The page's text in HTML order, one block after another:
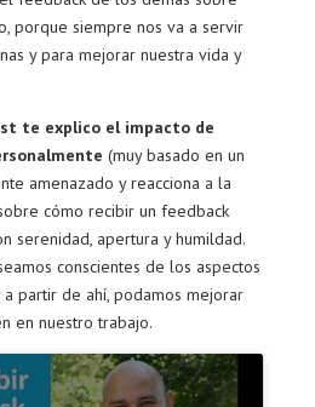
porque siempre nos va a servir
y para mejorar nuestra vida y
te explico el impacto de
(muy basado en un
amenazado y reacciona a la
cómo recibir un feedback
serenidad, apertura y humildad.
conscientes de los aspectos
partir de ahí, podamos mejorar
en nuestro trabajo.